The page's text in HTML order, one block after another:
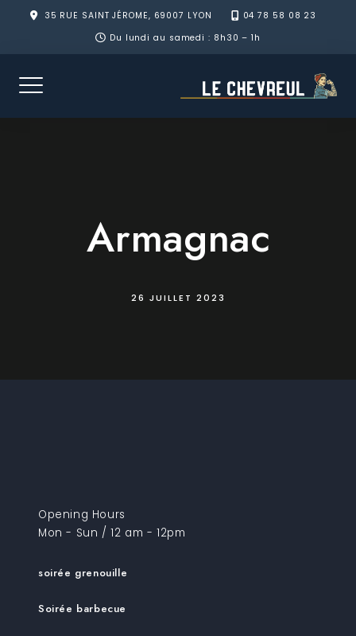
35 RUE SAINT JÉROME, 69007 LYON
04 78 58 08 23
Du lundi au samedi : 8h30 – 1h
Armagnac
26 JUILLET 2023
Opening Hours
Mon - Sun / 12 am - 12pm
soirée grenouille
Soirée barbecue